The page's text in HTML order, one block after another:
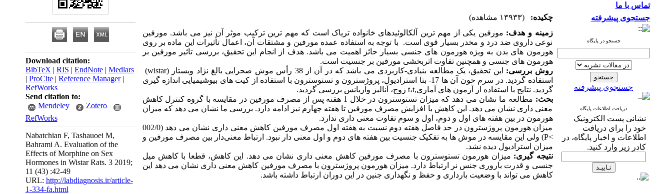
تماس با ما
جستجوی پیشرفته
جستجو در پایگاه
جستجوی پیشرفته
دریافت اطلاعات پایگاه
نشانی پست الکترونیک
خود را برای دریافت
اطلاعات و اخبار پایگاه، در
کادر زیر وارد کنید.
چکیده:
(۱۳۹۳۳ مشاهده)
زمینه و هدف: مورفین یکی از مهم ترین آلکالوئیدهای خانواده تریاک است که مهم ترین ترکیب موثر آن نیز می ‌باشد. مورفین
نوعی داروی ضد درد و مخدر بسیار قوی است. با توجه به استفاده عمده مورفین و مشتقات آن، اعمال تأثیرات این ماده بر روی
هورمون ‌های بدن به ویژه هورمون‌ های جنسی بسیار حائز اهمیت می ‌باشد. هدف از انجام این تحقیق، بررسی تاثیر مورفین بر
هورمون ‌های جنسی و همچنین تفاوت اثربخشی مورفین بر جنسیت است.
روش بررسی:
این تحقیق، یک مطالعه بنیادی-کاربردی می ‌باشد که در آن از 38 رأس موش صحرایی بالغ نژاد ویستار ( wistar
)
استفاده گردید. در سرم خون آن ها 17- بتا استرادیول، پروژسترون و تستوسترون با استفاده از کیت های بیوشیمیایی اندازه گیری
گردید. نتایج با استفاده از آزمون های آماریt,،t زوج، آنالیز واریانس بررسی گردید.
بحث:
مطالعه ما نشان می‌ دهد که میزان تستوسترون در خلال 1 هفته پس از مصرف مورفین در مقایسه با گروه کنترل کاهش
معنی داری نشان می ‌دهد. این کاهش با افزایش مصرف مورفین تا هفته چهارم نیز ادامه دارد. بررسی ما نشان می ‌دهد که میزان
هورمون در بین هفته‌ های اول و دوم، اول و سوم تفاوت معنی داری ندارد.
میزان هورمون پروژسترون در حد فاصل هفته دوم نسبت به هفته اول مصرف مورفین کاهش معنی ‌داری نشان می ‌دهد (002/0
P<) ولی این مقایسه در موش‌ ها به تفکیک جنسیت بین هفته‌ های دوم و اول معنی دار نبود. ارتباط معنی‌دار بین مصرف مورفین و
میزان استرادیول دیده نشد.
نتیجه گیری: میزان هورمون تستوسترون با مصرف مورفین کاهش معنی‌ داری نشان می ‌دهد. این کاهش، قطعا با کاهش میل
جنسی و قدرت باروری جنس نر ارتباط دارد. میزان هورمون پروژسترون با مصرف مورفین کاهش معنی ‌داری نشان می‌ دهد این
کاهش می‌ تواند با وضعیت بارداری و حفظ و نگهداری جنین در این دوران ارتباط داشته باشد.
Download citation:
BibTeX | RIS | EndNote| Medlars
| ProCite| Reference Manager|
RefWorks
Send citation to:
Mendeley
Zotero
RefWorks
Nabatchian F, Tashauoei M,
Bahrami A. Evaluation of the
Effects of Morphine on Sex
Hormones in Wistar Rats. 3 2019;
11 (43) :42-49
URL: http://labdiagnosis.ir/article-
1-334-fa.html